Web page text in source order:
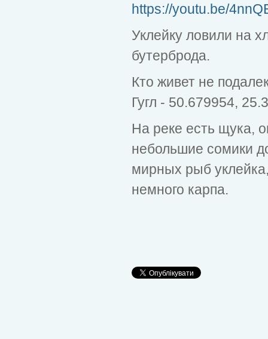
https://youtu.be/
Уклейку ловили на
бутерброда.
Кто живет не
Гугл - 50.679954,
На реке есть щука,
небольшие сомики
мирных рыб
немного карпа.